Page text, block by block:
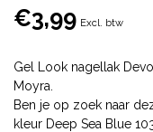
€3,99 Excl. btw
Gel Look nagellak
Moyra.
Ben je op zoek naar
kleur Deep Sea Blue